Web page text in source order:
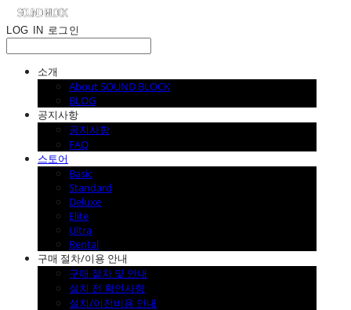
LOG IN 로그인
소개
About SOUND BLOCK
BLOG
공지사항
공지사항
FAQ
스토어
Basic
Standard
Deluxe
Elite
Ultra
Rental
구매 절차/이용 안내
구매 절차 및 안내
설치 전 확인사항
설치/이전비용 안내